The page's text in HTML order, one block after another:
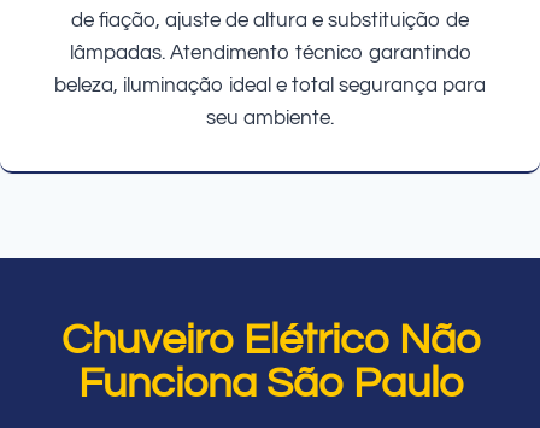
de fiação, ajuste de altura e substituição de
lâmpadas. Atendimento técnico garantindo
beleza, iluminação ideal e total segurança para
seu ambiente.
Chuveiro Elétrico Não
Funciona São Paulo